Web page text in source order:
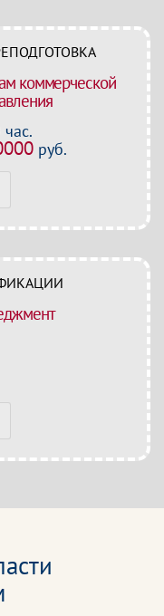
коммерческой
руб.